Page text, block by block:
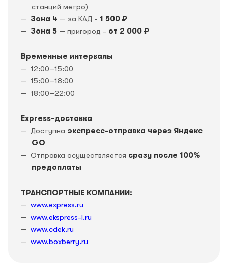
станций метро)
Зона 4 — за КАД - 1 500 ₽
Зона 5 — пригород - от 2 000 ₽
Временные интервалы
12:00–15:00
15:00–18:00
18:00–22:00
Express-доставка
Доступна экспресс-отправка через Яндекс
GO
Отправка осуществляется сразу после 100%
предоплаты
ТРАНСПОРТНЫЕ КОМПАНИИ:
www.express.ru
www.ekspress-l.ru
www.cdek.ru
www.boxberry.ru